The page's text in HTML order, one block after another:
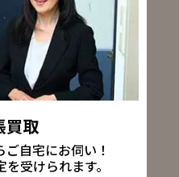
買取
自宅にお伺い！
受けられます。